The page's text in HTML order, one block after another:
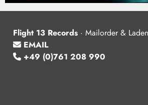
Flight 13 Records · Mailorder &
EMAIL
+49 (0)761 208 990